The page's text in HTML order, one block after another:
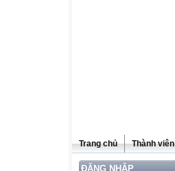
Trang chủ Thành viên
ĐĂNG NHẬP